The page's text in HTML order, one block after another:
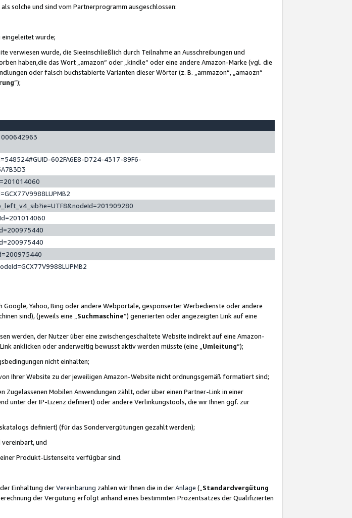
solche und sind vom Partnerprogramm ausgeschlossen:
eingeleitet wurde;
verwiesen wurde, die Sieeinschließlich durch Teilnahme an Ausschreibungen und
haben,die das Wort „amazon“ oder „kindle“ oder eine andere Amazon-Marke (vgl. die
oder falsch buchstabierte Varianten dieser Wörter (z. B. „ammazon“, „amaozn“
”);
602FA6E8-D724-4317-89F6-
Yahoo, Bing oder andere Webportale, gesponserter Werbedienste oder andere
sind), (jeweils eine „ Suchmaschine“) generierten oder angezeigten Link auf eine
werden, der Nutzer über eine zwischengeschaltete Website indirekt auf eine Amazon-
anklicken oder anderweitig bewusst aktiv werden müsste (eine „ Umleitung“);
nicht einhalten;
Ihrer Website zu der jeweiligen Amazon-Website nicht ordnungsgemäß formatiert sind;
Mobilen Anwendungen zählt, oder über einen Partner-Link in einer
unter der IP-Lizenz definiert) oder andere Verlinkungstools, die wir Ihnen ggf. zur
definiert) (für das Sondervergütungen gezahlt werden);
vereinbart, und
Produkt-Listenseite verfügbar sind.
Einhaltung derVereinbarung zahlen wir Ihnen die in derAnlage („ Standardvergütung
der Vergütung erfolgt anhand eines bestimmten Prozentsatzes der Qualifizierten